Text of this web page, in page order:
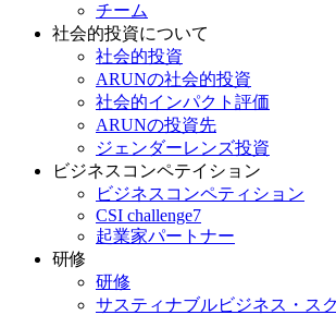
チーム
社会的投資について
社会的投資
ARUNの社会的投資
社会的インパクト評価
ARUNの投資先
ジェンダーレンズ投資
ビジネスコンペテイション
ビジネスコンペティション
CSI challenge7
起業家パートナー
研修
研修
サスティナブルビジネス・ス